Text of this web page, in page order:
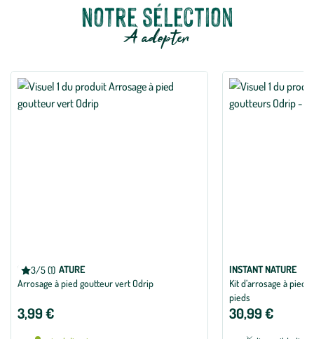
Notre sélection
À adopter
3/5 (1)
Note
moyenne
sur
5
INSTANT NATURE
Arrosage à pied goutteur vert Odrip
3,99 €
INSTANT NATURE
Kit d’arrosage à
pieds
30,99 €